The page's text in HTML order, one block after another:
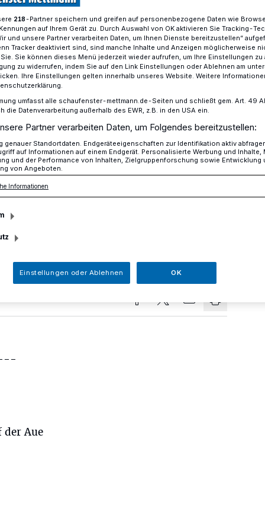
Woche geblitzt
kommenden
und der Kreis Mettmann die
---
der Aue
218-Partner speichern und greifen auf personenbezogene Daten wie
auf Ihrem Gerät zu. Durch Auswahl von OK aktivieren Sie Tracking-
und unsere Partner verarbeiten Daten, um Ihnen Dienste bereitzustellen“
Tracker deaktiviert sind, sind manche Inhalte und Anzeigen möglicherweise
Sie können dieses Menü jederzeit wieder aufrufen, um Ihre Einstellungen zu
zu widerrufen, indem Sie auf den Link Einstellungen oder Ablehnen am
Ihre Einstellungen gelten innerhalb unseres Website. Weitere
umfasst alle schaufenster-mettmann.de-Seiten und schließt gem. Art. 49
die Datenverarbeitung außerhalb des EWR, z.B. in den USA ein.
Partner verarbeiten Daten, um Folgendes bereitzustellen:
genauer Standortdaten. Endgeräteeigenschaften zur Identifikation aktiv
auf Informationen auf einem Endgerät. Personalisierte Werbung und Inhalte,
und der Performance von Inhalten, Zielgruppenforschung sowie Entwicklung
von Angeboten.
Informationen
Einstellungen oder Ablehnen OK